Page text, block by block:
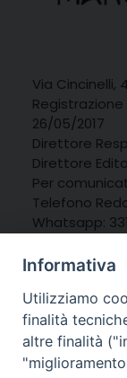
Via Cincinelli,
Registrazione
26/05/2017
Direttore
Direttore
Per
Telefono
Whatsapp:
Informativa
Utilizziamo
finalità
altre finalità